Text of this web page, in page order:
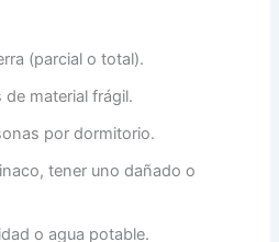
(parcial o total).
material frágil.
por dormitorio.
tener uno dañado o
o agua potable.